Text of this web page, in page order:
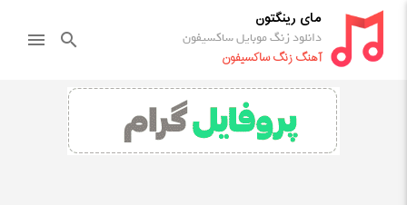
مای رینگتون
دانلود زنگ موبایل ساکسیفون
آهنگ زنگ ساکسیفون
search
menu